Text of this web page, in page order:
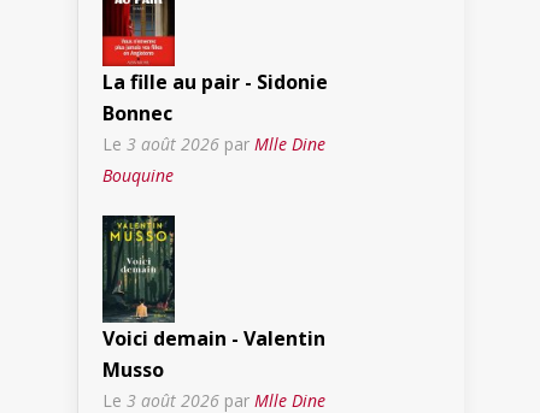
La fille au pair - Sidonie
Bonnec
Le 3 août 2026 par Mlle Dine
Bouquine
Voici demain - Valentin
Musso
Le 3 août 2026 par Mlle Dine